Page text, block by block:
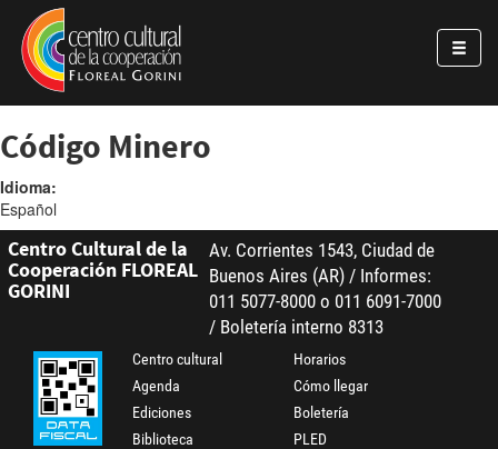
Pasar al contenido principal
Jump to main content
Código Minero
Idioma:
Español
Centro Cultural de la
Cooperación FLOREAL
GORINI
Av. Corrientes 1543, Ciudad de
Buenos Aires (AR) / Informes:
011 5077-8000 o 011 6091-7000
/ Boletería interno 8313
Centro cultural
Agenda
Ediciones
Biblioteca
Horarios
Cómo llegar
Boletería
PLED